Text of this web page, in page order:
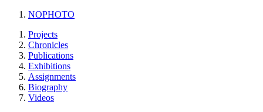
NOPHOTO
Projects
Chronicles
Publications
Exhibitions
Assignments
Biography
Videos